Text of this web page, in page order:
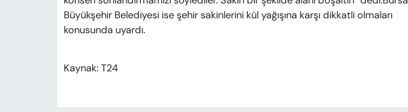
Büyükşehir Belediyesi ise şehir sakinlerini kül yağışına karşı dikkatli olmaları
konusunda uyardı.
Kaynak: T24